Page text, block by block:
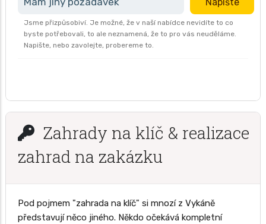
Jsme přizpůsobiví. Je možné, že v naší nabídce nevidíte to co
byste potřebovali, to ale neznamená, že to pro vás neuděláme.
Napište, nebo zavolejte, probereme to.
Zahrady na klíč & realizace
zahrad na zakázku
Pod pojmem "zahrada na klíč" si mnozí z Vykáně
představují něco jiného. Někdo očekává kompletní